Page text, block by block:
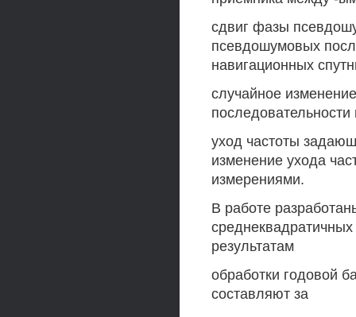
сдвиг фазы
псевдошумовых
навигационных
случайное
уход частоты
изменение ухода
измерениями.
В работе
результатам
обработки годовой
составляют за